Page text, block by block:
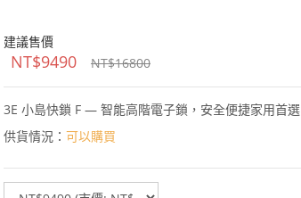
建議售價
NT$9490 NT$16800
3E 小島快鎖 F — 智能高階電子鎖，安全便捷家用首選
供貨情況： 可以購買